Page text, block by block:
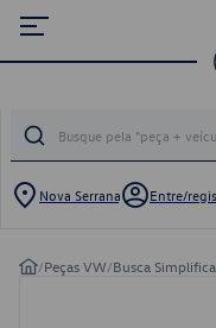
Nova Serrana Entre/
/Peças VW/Busca